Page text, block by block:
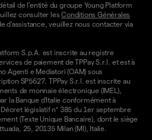
de l'entité du groupe Young Platform
consulter lesConditions Générales
d'assistance, veuillez nous contacter via
S.p.A. est inscrite au registre
de paiement de TPPay S.r.l. et est à
Agenti e Mediatori (OAM) sous
SP5627. TPPay S.r.l. est inscrite au
de monnaie électronique (IMEL),
la Banque d'Italie conformément à
législatif n° 385 du 1er septembre
(Texte Unique Bancaire), dont le siège
25, 20135 Milan (MI), Italie.